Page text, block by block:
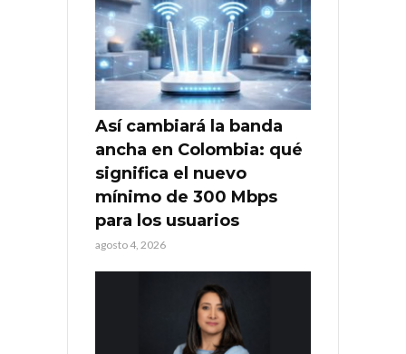
Así cambiará la banda
ancha en Colombia: qué
significa el nuevo
mínimo de 300 Mbps
para los usuarios
agosto 4, 2026